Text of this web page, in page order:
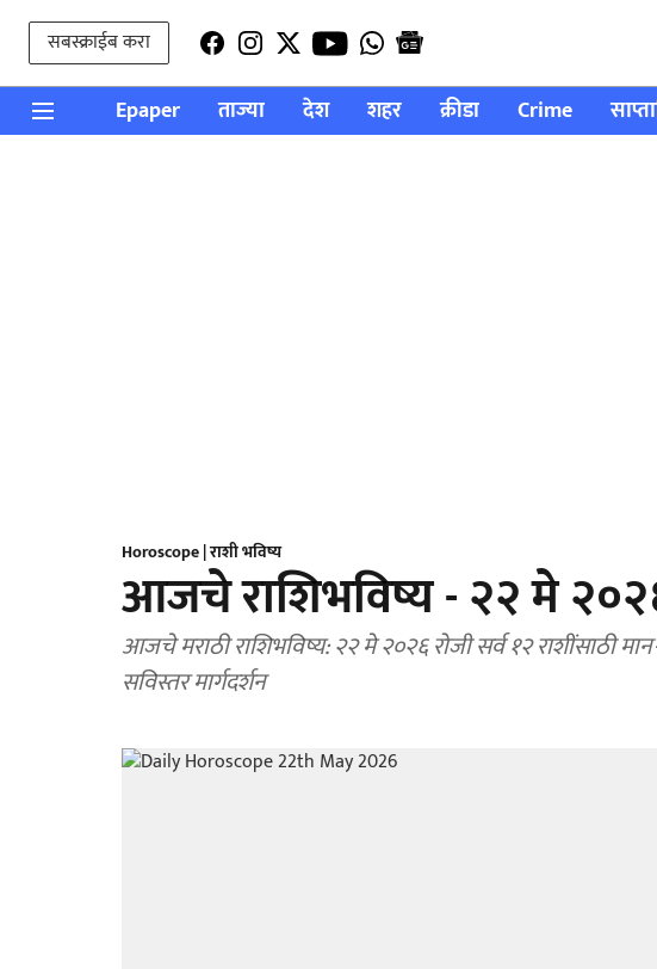
सबस्क्राईब करा
Epaper ताज्या देश शहर क्रीडा Crime
Horoscope | राशी भविष्य
आजचे राशिभविष्य - २२ मे
आजचे मराठी राशिभविष्य: २२ मे २०२६ रोजी सर्व १२ राशींसाठी
सविस्तर मार्गदर्शन